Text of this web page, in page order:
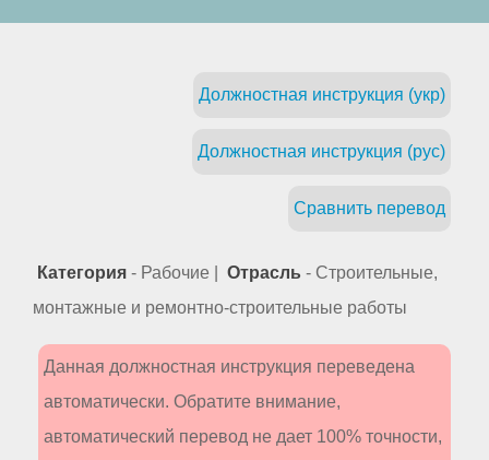
Должностная инструкция (укр)
Должностная инструкция (рус)
Сравнить перевод
Категория - Рабочие | Отрасль - Строительные,
монтажные и ремонтно-строительные работы
Данная должностная инструкция переведена
автоматически. Обратите внимание,
автоматический перевод не дает 100% точности,